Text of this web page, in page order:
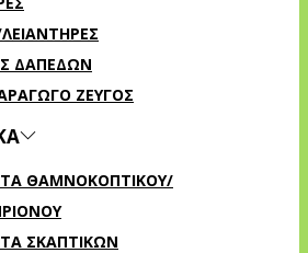
ΔΑΠΕΔΩΝ
ΖΕΥΓΟΣ
ΘΑΜΝΟΚΟΠΤΙΚΟΥ/
ΣΚΑΠΤΙΚΩΝ